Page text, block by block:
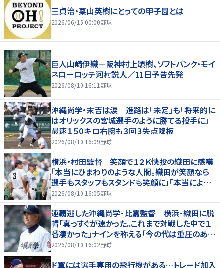
王貞治・栗山英樹にとっての甲子園とは
2026/06/15 00:00野球
巨人山崎伊織－阪神村上頌樹、ソフトバンク・モイ
ネロ－ロッテ河村説人／11日予告先発
2026/08/10 16:11 野球
沖縄尚学・末吉は涙 進路は「未定」も「将来的に
はオリックスの宮城選手のように勝てる投手に」
最速１５０キロ右腕も３回３失点降板
2026/08/10 16:09野球
横浜・村田監督 笑顔で１２Ｋ快投の織田に感嘆
「本当にひまわりのような人間。織田が笑顔なら
選手もスタッフもスタンドも笑顔に」「本当によく
投げてくれた」
2026/08/10 16:05野球
連覇逃した沖縄尚学・比嘉監督 横浜・織田に脱
帽「真っすぐが速かった。これまで対戦した中で１
番凄かった」ナインを称える「今の代は重圧のある
中でよく甲子園に帰ってきた」
2026/08/10 16:02野球
ド軍には選手専用の飛行機がある…トレード加入